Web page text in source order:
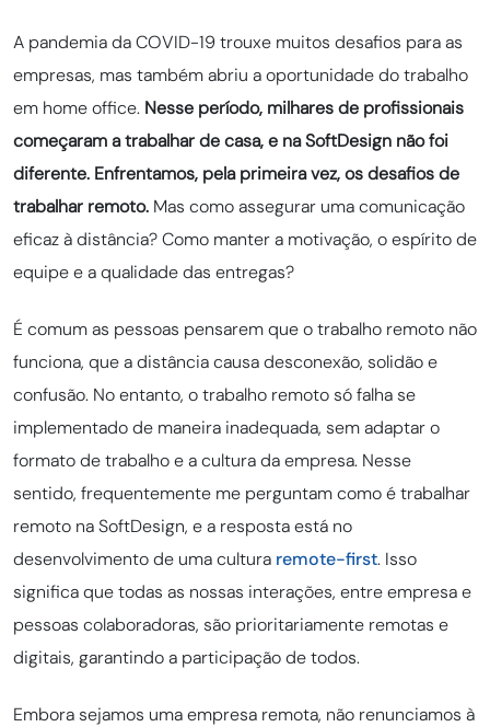
A pandemia da COVID-19 trouxe muitos desafios para as
empresas, mas também abriu a oportunidade do trabalho
em home office. Nesse período, milhares de profissionais
começaram a trabalhar de casa, e na SoftDesign não foi
diferente. Enfrentamos, pela primeira vez, os desafios de
trabalhar remoto. Mas como assegurar uma comunicação
eficaz à distância? Como manter a motivação, o espírito de
equipe e a qualidade das entregas?
É comum as pessoas pensarem que o trabalho remoto não
funciona, que a distância causa desconexão, solidão e
confusão. No entanto, o trabalho remoto só falha se
implementado de maneira inadequada, sem adaptar o
formato de trabalho e a cultura da empresa. Nesse
sentido, frequentemente me perguntam como é trabalhar
remoto na SoftDesign, e a resposta está no
desenvolvimento de uma cultura remote-first. Isso
significa que todas as nossas interações, entre empresa e
pessoas colaboradoras, são prioritariamente remotas e
digitais, garantindo a participação de todos.
Embora sejamos uma empresa remota, não renunciamos à